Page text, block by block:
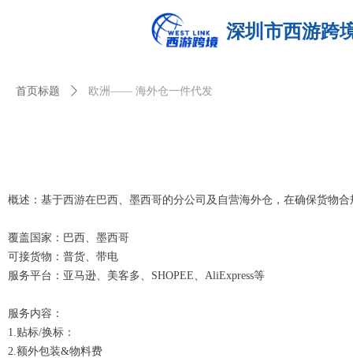
深圳市西游跨
首页标题 ꄲ 欧洲—— 海外仓一件代发
概述：基于西游在巴西、墨西哥的分公司及自营海外仓，在确保货物
覆盖国家：巴西、墨西哥
可接货物：普货、带电
服务平台：亚马逊、美客多、SHOPEE、AliExpress等
服务内容：
1.贴标/换标：
2.额外包装&物料费